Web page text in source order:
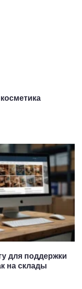
для поддержки
на склады